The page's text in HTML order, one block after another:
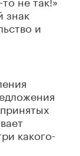
знак
и
какого-